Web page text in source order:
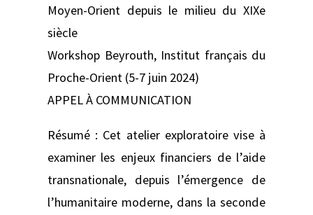
Moyen-Orient depuis le milieu du XIXe
siècle
Workshop Beyrouth, Institut français du
Proche-Orient (5-7 juin 2024)
APPEL À COMMUNICATION
Résumé : Cet atelier exploratoire vise à
examiner les enjeux financiers de l’aide
transnationale, depuis l’émergence de
l’humanitaire moderne, dans la seconde